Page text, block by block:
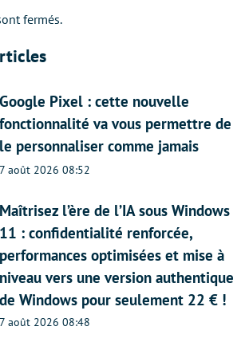
fermés.
Google Pixel : cette nouvelle
fonctionnalité va vous permettre de
le personnaliser comme jamais
7 août 2026 08:52
Maîtrisez l’ère de l’IA sous Windows
11 : confidentialité renforcée,
performances optimisées et mise à
niveau vers une version authentique
de Windows pour seulement 22 € !
7 août 2026 08:48